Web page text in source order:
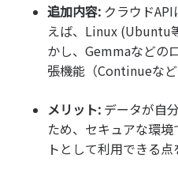
追加内容: クラウド
えば、Linux (Ubuntu
かし、Gemmaなどの
張機能（Continueなど
メリット: データが自
ため、セキュアな環
トとして利用できる点